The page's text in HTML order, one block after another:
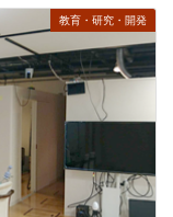
教育・研究・開発